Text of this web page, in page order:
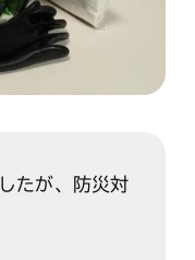
たが、防災対